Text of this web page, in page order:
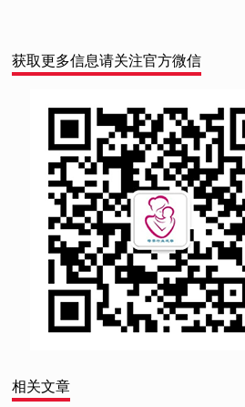
获取更多信息请关注官方微信
相关文章